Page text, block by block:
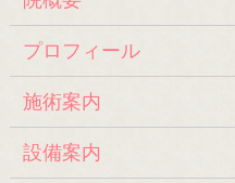
プロフィール
施術案内
設備案内